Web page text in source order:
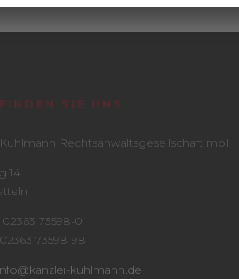
SIE UNS
Rechtsanwaltsgesellschaft mbH
14
02363 73598-0
73598-98
kuhlmann.de